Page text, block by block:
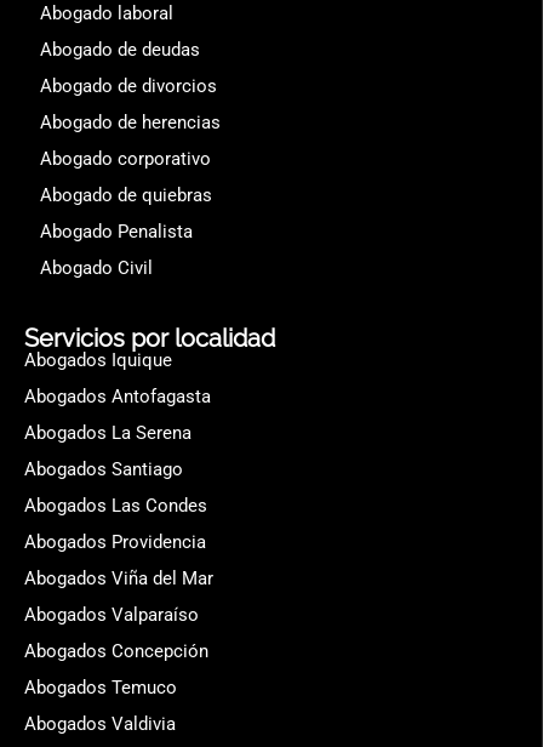
Abogado laboral
Abogado de deudas
Abogado de divorcios
Abogado de herencias
Abogado corporativo
Abogado de quiebras
Abogado Penalista
Abogado Civil
Servicios por localidad
Abogados Iquique
Abogados Antofagasta
Abogados La Serena
Abogados Santiago
Abogados Las Condes
Abogados Providencia
Abogados Viña del Mar
Abogados Valparaíso
Abogados Concepción
Abogados Temuco
Abogados Valdivia